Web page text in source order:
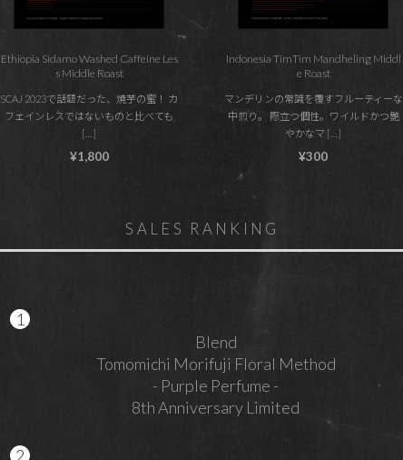
Ethiopia Sidamo Washed Caffeine Les
s Middle Roast
SCAJ 2023で話題だった、焼芋の蜜！ カ
フェインレスではないものと比べても
[…]
¥1,800
Indonesia TimTim Mandheling Middl
e Roast
マンデリンの常識を覆すフルーティーな
中煎り。 際立つ個性。ワイルドかつ艶
やかなマ […]
¥300
SALES RANKING
Blend
Tomomichi Morifuji Floral Method
- Purple Perfume -
8th Anniversary Limited